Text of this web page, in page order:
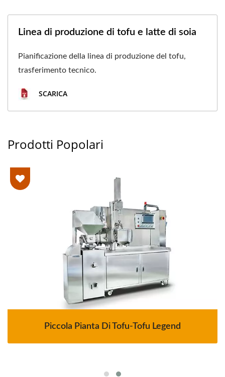
Linea di produzione di tofu e latte di soia
Pianificazione della linea di produzione del tofu,
trasferimento tecnico.
SCARICA
Prodotti Popolari
Piccola Pianta Di Tofu-Tofu Legend